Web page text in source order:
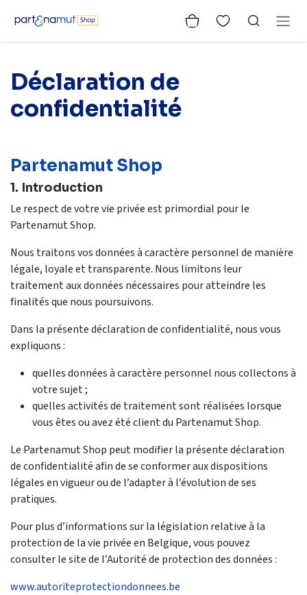
Déclaration de
confidentialité
Partenamut Shop
1. Introduction
Le respect de votre vie privée est primordial pour le
Partenamut Shop.
Nous traitons vos données à caractère personnel de manière
légale, loyale et transparente. Nous limitons leur
traitement aux données nécessaires pour atteindre les
finalités que nous poursuivons.
Dans la présente déclaration de confidentialité, nous vous
expliquons :
quelles données à caractère personnel nous collectons à
votre sujet ;
quelles activités de traitement sont réalisées lorsque
vous êtes ou avez été client du Partenamut Shop.
Le Partenamut Shop peut modifier la présente déclaration
de confidentialité afin de se conformer aux dispositions
légales en vigueur ou de l’adapter à l’évolution de ses
pratiques.
Pour plus d’informations sur la législation relative à la
protection de la vie privée en Belgique, vous pouvez
consulter le site de l’Autorité de protection des données :
www.autoriteprotectiondonnees.be